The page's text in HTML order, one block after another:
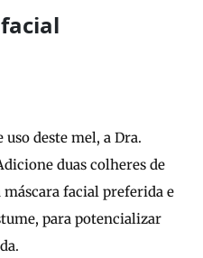
deste mel, a Dra.
duas colheres de
máscara facial preferida e
para potencializar